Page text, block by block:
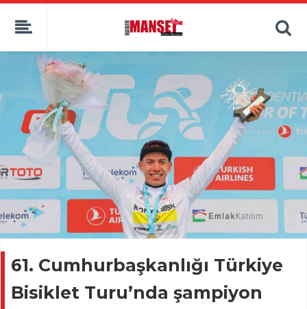
61. Cumhurbaşkanlığı Türkiye
Bisiklet Turu’nda şampiyon